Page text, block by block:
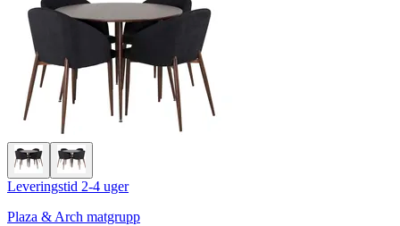
Leveringstid 2-4 uger
Plaza & Arch matgrupp